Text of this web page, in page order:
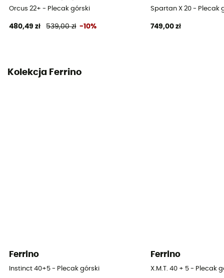
30 + 5 L
Wymiary
Materiały
Dyneema® Composite Fabric - Double Dyamond
Orcus 22+ - Plecak górski
480,49 zł 539,00 zł -10%
Spartan X 20 - Plecak
749,00 zł
Kolekcja Ferrino
Ferrino
Instinct 40+5 - Plecak górski
Ferrino
X.M.T. 40 + 5 - Plecak